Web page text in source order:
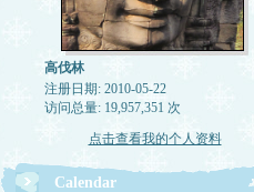
高伐林
注册日期: 2010-05-22
访问总量: 19,957,351 次
点击查看我的个人资料
Calendar